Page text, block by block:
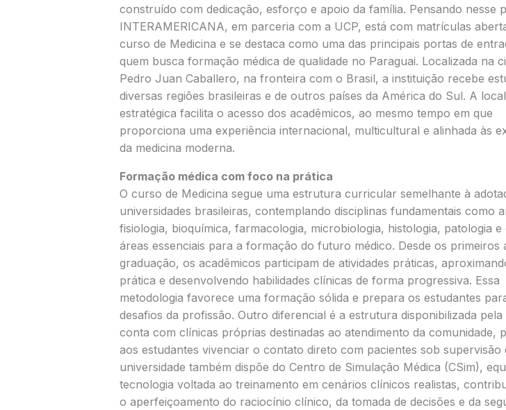
construído com dedicação, esforço e apoio da família. Pensando nesse
INTERAMERICANA, em parceria com a UCP, está com matrículas
curso de Medicina e se destaca como uma das principais portas de
quem busca formação médica de qualidade no Paraguai. Localizada na
Pedro Juan Caballero, na fronteira com o Brasil, a instituição recebe
diversas regiões brasileiras e de outros países da América do Sul. A
estratégica facilita o acesso dos acadêmicos, ao mesmo tempo em que
proporciona uma experiência internacional, multicultural e alinhada às
da medicina moderna.
Formação médica com foco na prática
O curso de Medicina segue uma estrutura curricular semelhante à
universidades brasileiras, contemplando disciplinas fundamentais como
fisiologia, bioquímica, farmacologia, microbiologia, histologia, patologia e
áreas essenciais para a formação do futuro médico. Desde os primeiros
graduação, os acadêmicos participam de atividades práticas,
prática e desenvolvendo habilidades clínicas de forma progressiva. Essa
metodologia favorece uma formação sólida e prepara os estudantes
desafios da profissão. Outro diferencial é a estrutura disponibilizada pela
conta com clínicas próprias destinadas ao atendimento da comunidade,
aos estudantes vivenciar o contato direto com pacientes sob supervisão
universidade também dispõe do Centro de Simulação Médica (CSim),
tecnologia voltada ao treinamento em cenários clínicos realistas,
o aperfeiçoamento do raciocínio clínico, da tomada de decisões e da